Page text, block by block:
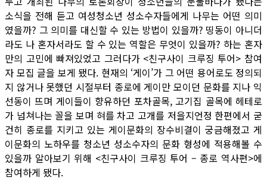
소식을 전해 듣고 여성청소년 성소수자들에게 나무는 어떤 의미
였을까? 그 의미를 대신할 수 있는 방법이 있을까? 띵동이 아니더
라도 나 혼자서라도 할 수 있는 역할은 무엇이 있을까? 하는 혼자
만의 고민에 빠져있었고 그러다가 <친구사이 크루징 투어> 참여
자 모집 글을 보게 됐다. 현재의 ‘게이’가 그 어떤 용어로도 정의되
지 않거나 못했던 시절부터 종로에 게이만 모이던 문화를 지나 익
선동이 뜨며 게이들이 향유하던 포차골목, 고기집 골목에 헤테로
가 넘쳐나는 꼴을 보며 혀를 차고 고개를 저을지언정 한편에서 굳
건히 종로를 지키고 있는 게이문화의 장수비결이 궁금해졌고 게
이문화의 노하우를 청소년 성소수자의 문화 형성에 적용해볼 수
있을까 알아보기 위해 <친구사이 크루징 투어 – 종로 역사편>에
참여하게 됐다.